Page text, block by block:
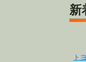
新
ト